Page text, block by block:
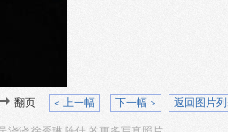
翻页 < 上一幅 下一幅 > 返回图片